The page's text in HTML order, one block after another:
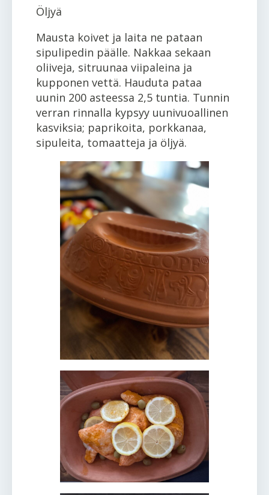
Öljyä
Mausta koivet ja laita ne pataan
sipulipedin päälle. Nakkaa sekaan
oliiveja, sitruunaa viipaleina ja
kupponen vettä. Hauduta pataa
uunin 200 asteessa 2,5 tuntia. Tunnin
verran rinnalla kypsyy uunivuoallinen
kasviksia; paprikoita, porkkanaa,
sipuleita, tomaatteja ja öljyä.